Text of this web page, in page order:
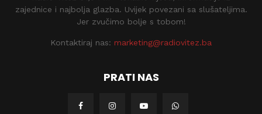
zajednice i najbolja glazba. Uvijek povezani sa slušateljima.
Jer zvučimo bolje s tobom!
Kontaktiraj nas: marketing@radiovitez.ba
PRATI NAS